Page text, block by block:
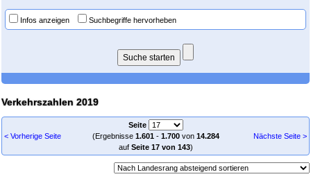
Infos anzeigen Suchbegriffe hervorheben
Verkehrszahlen 2019
< Vorherige Seite
Seite
(Ergebnisse 1.601- 1.700von 14.284
auf Seite 17 von 143)
Nächste Seite >